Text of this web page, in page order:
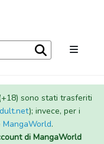
sono stati trasferiti
); invece, per i
MangaWorld.
di MangaWorld